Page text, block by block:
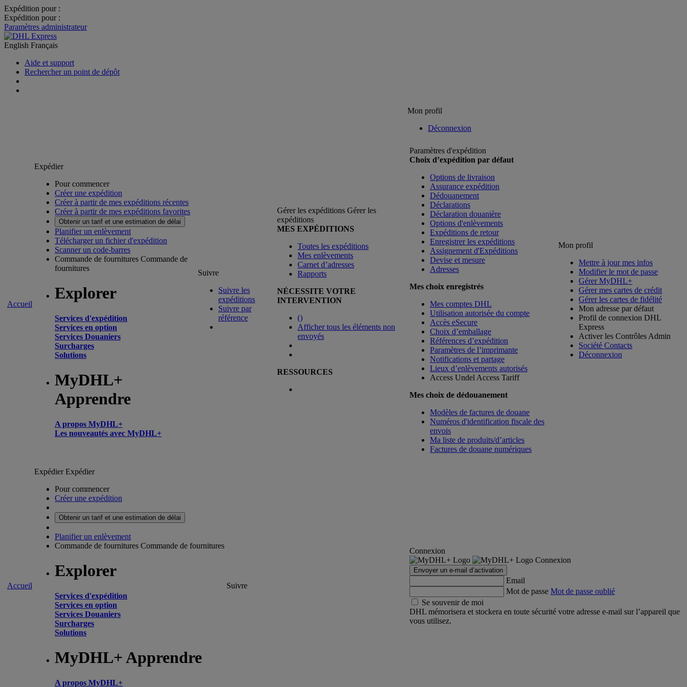
Expédition pour :
Expédition pour :
Paramètres administrateur
English Français
Aide et support
Rechercher un point de dépôt
Mon profil
Déconnexion
Accueil
Expédier
Pour commencer
Créer une expédition
Créer à partir de mes expéditions récentes
Créer à partir de mes expéditions favorites
Obtenir un tarif et une estimation de délai
Planifier un enlèvement
Télécharger un fichier d'expédition
Scanner un code-barres
Commande de fournitures Commande de
fournitures
Explorer
Services d'expédition
Services en option
Services Douaniers
Surcharges
Solutions
MyDHL+
Apprendre
A propos MyDHL+
Les nouveautés avec MyDHL+
Suivre
Suivre les
expéditions
Suivre par
référence
Gérer les expéditions Gérer les
expéditions
MES EXPÉDITIONS
Toutes les expéditions
Mes enlèvements
Carnet d’adresses
Rapports
NÉCESSITE VOTRE
INTERVENTION
()
Afficher tous les éléments non
envoyés
RESSOURCES
Paramètres d'expédition
Choix d’expédition par défaut
Options de livraison
Assurance expédition
Dédouanement
Déclarations
Déclaration douanière
Options d'enlèvements
Expéditions de retour
Enregistrer les expéditions
Assignement d'Expéditions
Devise et mesure
Adresses
Mes choix enregistrés
Mes comptes DHL
Utilisation autorisée du compte
Accès eSecure
Choix d’emballage
Références d’expédition
Paramètres de l’imprimante
Notifications et partage
Lieux d’enlèvements autorisés
Access Undel Access Tariff
Mes choix de dédouanement
Modèles de factures de douane
Numéros d'identification fiscale des
envois
Ma liste de produits/d’articles
Factures de douane numériques
Mon profil
Mettre à jour mes infos
Modifier le mot de passe
Gérer MyDHL+
Gérer mes cartes de crédit
Gérer les cartes de fidélité
Mon adresse par défaut
Profil de connexion DHL
Express
Activer les Contrôles Admin
Société Contacts
Déconnexion
Accueil
ExpédierExpédier
Pour commencer
Créer une expédition
Obtenir un tarif et une estimation de délai
Planifier un enlèvement
Commande de fournitures Commande de fournitures
Explorer
Services d'expédition
Services en option
Services Douaniers
Surcharges
Solutions
MyDHL+ Apprendre
A propos MyDHL+
Suivre
Connexion
Connexion
Envoyer un e-mail d’activation
Email
Mot de passe Mot de passe oublié
Se souvenir de moi
DHL mémorisera et stockera en toute sécurité votre adresse e-mail sur l’appareil que
vous utilisez.